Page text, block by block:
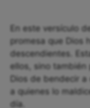
En este versículo
promesa que Dios
descendientes.
ellos, sino también
Dios de bendecir
a quienes lo
día.